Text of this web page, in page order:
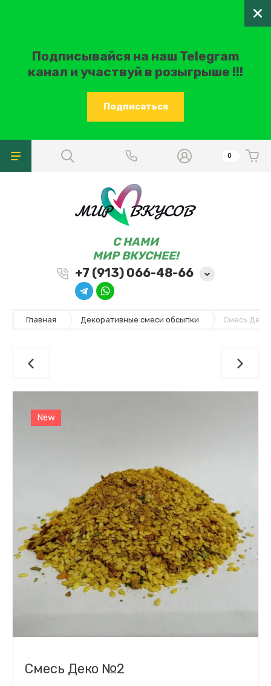
Подписывайся на наш Telegram
канал и участвуй в розыгрыше !!!
Подписаться
C НАМИ
МИР ВКУСНЕЕ!
+7 (913) 066-48-66
0
Главная Декоративные смеси обсыпки Смесь
New
Смесь Деко №2